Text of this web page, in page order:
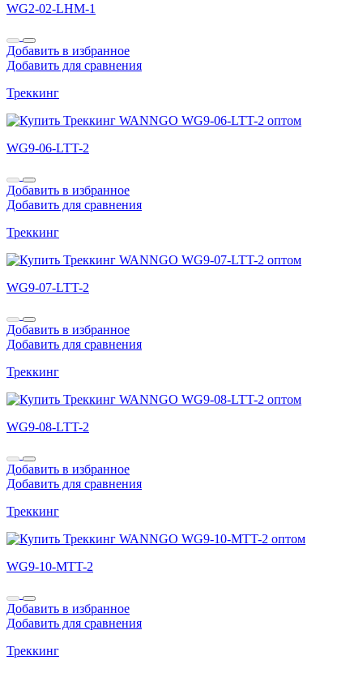
WG2-02-LHM-1
Добавить в избранное
Добавить для сравнения
Треккинг
WG9-06-LTT-2
Добавить в избранное
Добавить для сравнения
Треккинг
WG9-07-LTT-2
Добавить в избранное
Добавить для сравнения
Треккинг
WG9-08-LTT-2
Добавить в избранное
Добавить для сравнения
Треккинг
WG9-10-MTT-2
Добавить в избранное
Добавить для сравнения
Треккинг